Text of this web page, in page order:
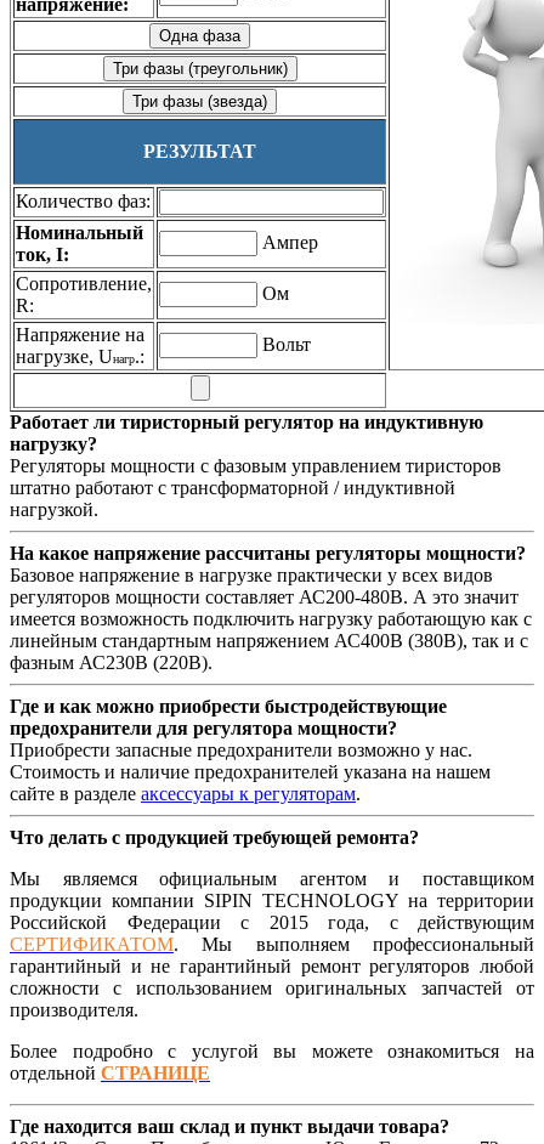
РЕЗУЛЬТАТ
Количество фаз:
Номинальный
ток, I:
Ампер
Сопротивление,
R:
Ом
Напряжение на
нагрузке, Uнагр.:
Вольт
Работает ли тиристорный регулятор на индуктивную
нагрузку?
Регуляторы мощности с фазовым управлением тиристоров
штатно работают с трансформаторной / индуктивной
нагрузкой.
На какое напряжение рассчитаны регуляторы мощности?
Базовое напряжение в нагрузке практически у всех видов
регуляторов мощности составляет АС200-480В. А это значит
имеется возможность подключить нагрузку работающую как с
линейным стандартным напряжением АС400В (380В), так и с
фазным АС230В (220В).
Где и как можно приобрести быстродействующие
предохранители для регулятора мощности?
Приобрести запасные предохранители возможно у нас.
Стоимость и наличие предохранителей указана на нашем
сайте в разделе аксессуары к регуляторам.
Что делать с продукцией требующей ремонта?
Мы являемся официальным агентом и поставщиком
продукции компании SIPIN TECHNOLOGY на территории
Российской Федерации с 2015 года, с действующим
СЕРТИФИКАТОМ. Мы выполняем профессиональный
гарантийный и не гарантийный ремонт регуляторов любой
сложности с использованием оригинальных запчастей от
производителя.
Более подробно с услугой вы можете ознакомиться на
отдельной СТРАНИЦЕ
Где находится ваш склад и пункт выдачи товара?